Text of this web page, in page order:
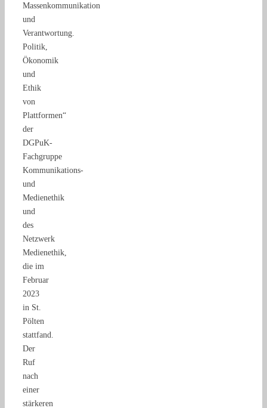
Massenkommunikation
und
Verantwortung.
Politik,
Ökonomik
und
Ethik
von
Plattformen“
der
DGPuK-
Fachgruppe
Kommunikations-
und
Medienethik
und
des
Netzwerk
Medienethik,
die im
Februar
2023
in St.
Pölten
stattfand.
Der
Ruf
nach
einer
stärkeren